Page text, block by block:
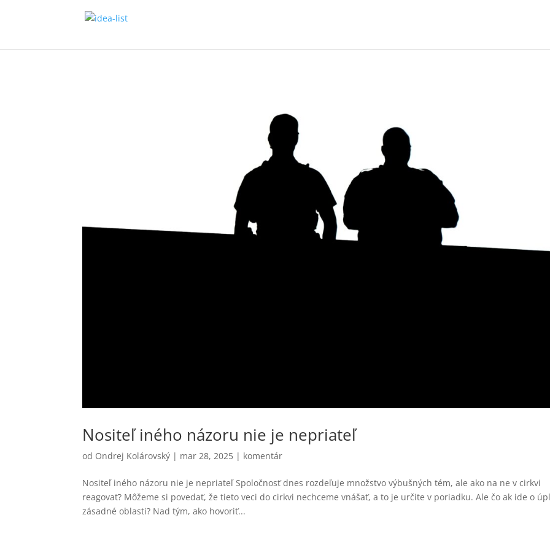
Nositeľ iného názoru nie je nepriateľ
od Ondrej Kolárovský | mar 28, 2025 | komentár
Nositeľ iného názoru nie je nepriateľ Spoločnosť dnes rozdeľuje množstvo výbušných tém, ale ako na ne v cirkvi
reagovať? Môžeme si povedať, že tieto veci do cirkvi nechceme vnášať, a to je určite v poriadku. Ale čo ak ide o
zásadné oblasti? Nad tým, ako hovoriť...